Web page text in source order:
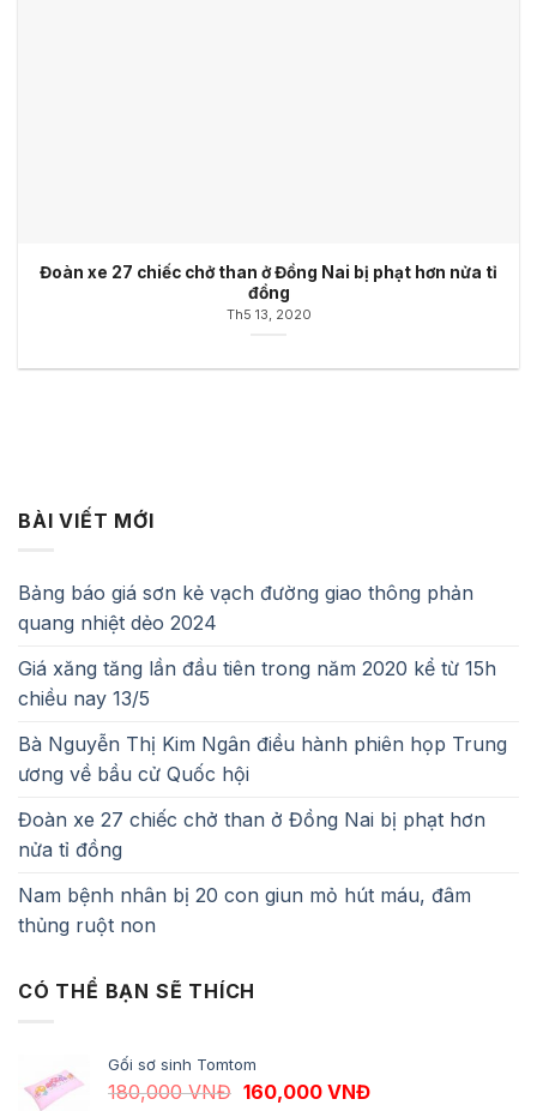
Đoàn xe 27 chiếc chở than ở Đồng Nai bị phạt hơn nửa tỉ
đồng
Th5 13, 2020
BÀI VIẾT MỚI
Bảng báo giá sơn kẻ vạch đường giao thông phản
quang nhiệt dẻo 2024
Giá xăng tăng lần đầu tiên trong năm 2020 kể từ 15h
chiều nay 13/5
Bà Nguyễn Thị Kim Ngân điều hành phiên họp Trung
ương về bầu cử Quốc hội
Đoàn xe 27 chiếc chở than ở Đồng Nai bị phạt hơn
nửa tỉ đồng
Nam bệnh nhân bị 20 con giun mỏ hút máu, đâm
thủng ruột non
CÓ THỂ BẠN SẼ THÍCH
Gối sơ sinh Tomtom
180,000VNĐ Giá gốc là: 180,000 VNĐ.
160,000 VNĐGiá hiện tại là: